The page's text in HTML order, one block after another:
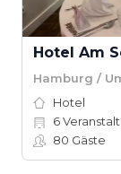
Hotel Am
Hamburg /
Hotel
6
80 Gäste